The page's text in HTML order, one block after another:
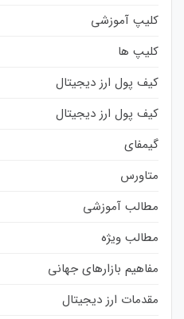
کلیپ آموزشی
کلیپ ها
کیف پول ارز دیجیتال
کیف پول ارز دیجیتال
گیمفای
متاورس
مطالب آموزشی
مطالب ویژه
مفاهیم بازارهای جهانی
مقدمات ارز دیجیتال